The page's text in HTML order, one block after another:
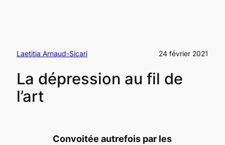
Laetitia Arnaud-Sicari 24 février 2021
La dépression au fil de
l’art
Convoitée autrefois par les